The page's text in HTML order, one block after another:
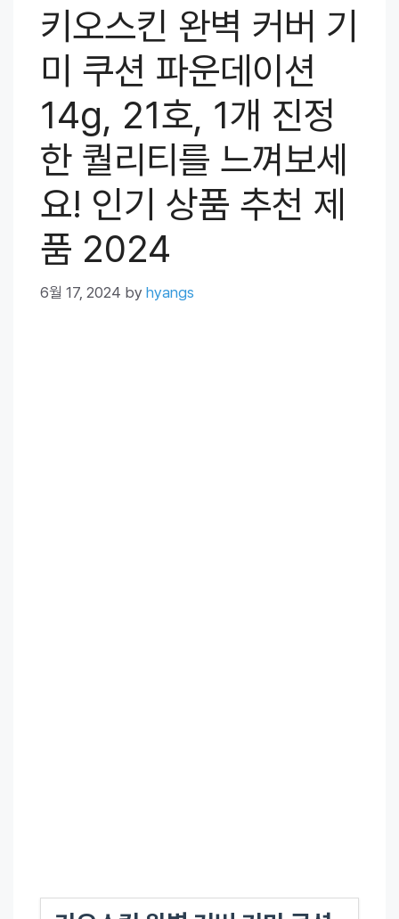
키오스킨 완벽 커버 기
미 쿠션 파운데이션
14g, 21호, 1개 진정
한 퀄리티를 느껴보세
요! 인기 상품 추천 제
품 2024
6월 17, 2024 by hyangs